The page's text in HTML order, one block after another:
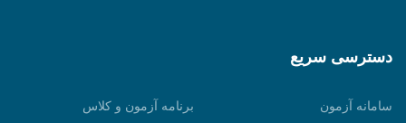
دسترسی سریع
سامانه آزمون برنامه آزمون و کلاس